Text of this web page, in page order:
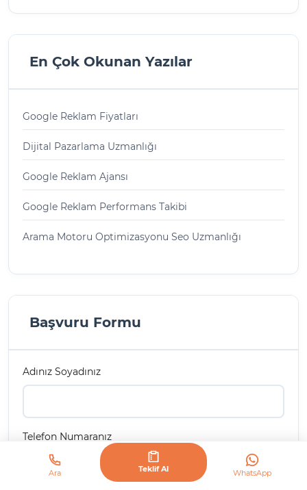
En Çok Okunan Yazılar
Google Reklam Fiyatları
Dijital Pazarlama Uzmanlığı
Google Reklam Ajansı
Google Reklam Performans Takibi
Arama Motoru Optimizasyonu Seo Uzmanlığı
Başvuru Formu
Adınız Soyadınız
Telefon Numaranız
Ara Teklif Al WhatsApp